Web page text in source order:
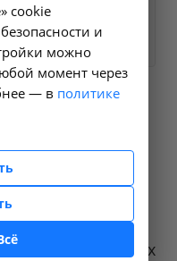
?
узнать, что не
В филиалах НИИ
расположенных
cookie
и
можно
момент через
— в политике